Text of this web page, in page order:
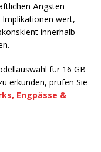
Ängsten
wert,
innerhalb
für 16 GB
erkunden, prüfen Sie
Engpässe &